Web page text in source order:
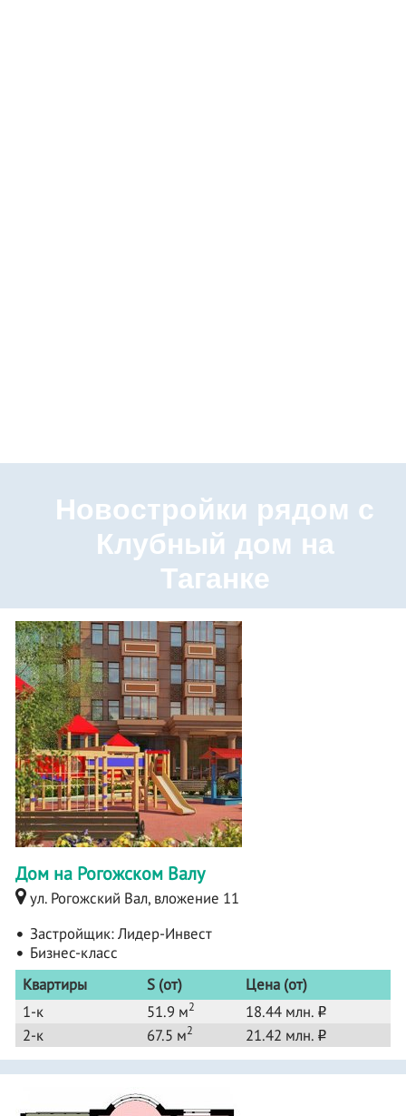
Новостройки рядом с
Клубный дом на
Таганке
Дом на Рогожском Валу
ул. Рогожский Вал, вложение 11
Застройщик:Лидер-Инвест
Бизнес-класс
Квартиры
S (от)
Цена (от)
1-к
51.9 м2 18.44 млн. o
2-к 67.5 м2 21.42 млн. o